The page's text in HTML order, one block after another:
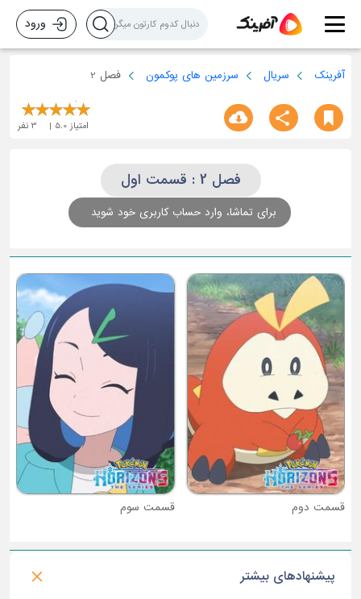
ورود
آفرینک سریال سرزمین های پوکمون فصل 2
امتیاز 5.0
3 نفر
فصل 2 : قسمت اول
برای تماشا، وارد حساب کاربری خود شوید
قسمت سوم
قسمت چهارم
پیشنهادهای بیشتر